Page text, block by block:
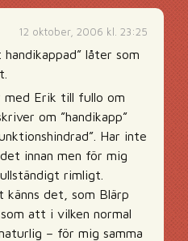
12 oktober, 2006 kl. 23:25
handikappad” låter som
med Erik till fullo om
om ”handikapp”
Har inte
innan men för mig
rimligt.
känns det, som Blärp
att i vilken normal
– för mig samma